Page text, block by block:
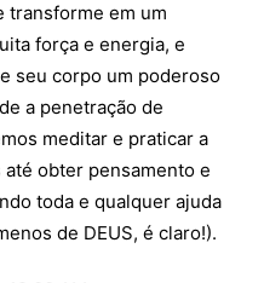
transforme em um
força e energia, e
seu corpo um poderoso
a penetração de
meditar e praticar a
obter pensamento e
toda e qualquer ajuda
de DEUS, é claro!).